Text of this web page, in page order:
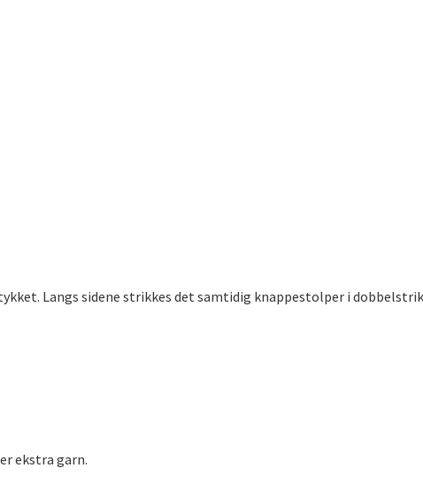
Langs sidene strikkes det samtidig knappestolper i
ekstra garn.